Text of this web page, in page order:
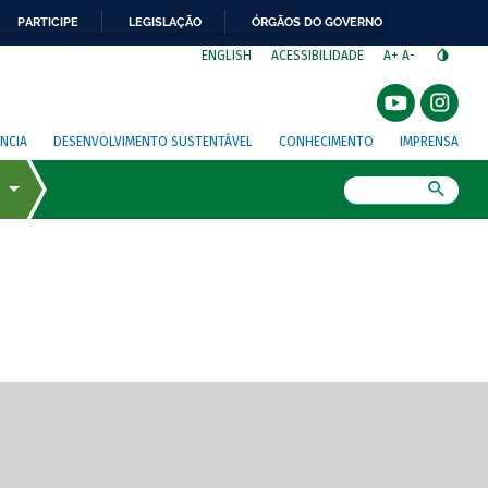
PARTICIPE LEGISLAÇÃO ÓRGÃOS DO GOVERNO
ENGLISH ACESSIBILIDADE A+ A-
DESENVOLVIMENTO SUSTENTÁVEL CONHECIMENTO IMPRENSA
de tela